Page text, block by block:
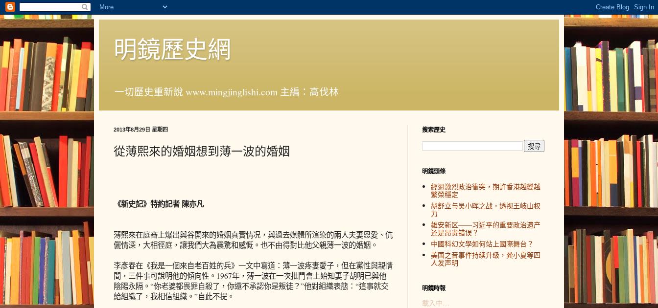
明鏡歷史網
一切歷史重新說 www.mingjinglishi.com 主編：高伐林
2013年8月29日 星期四
從薄熙來的婚姻想到薄一波的婚姻
《新史記》特約記者 陳亦凡
薄熙來在庭審上爆出與谷開來的婚姻真實情况，與過去媒體所渲染的兩人夫妻恩愛、伉
儷情深，大相徑庭，讓我們大為震驚和感慨。也不由得對比他父親薄一波的婚姻。
李彥春在《我是一個來自老百姓的兵》一文中寫道：薄一波疼妻愛子，但在黨性與親情
間，三件事可說明他的傾向性。1967年，薄一波在一次批鬥會上始知妻子胡明已與他
陰陽永隔。“你老婆都畏罪自殺了，你還不承認你是叛徒？”他對組織表態：“這事就交
給組織了，我相信組織。”自此不提。
搜索歷史
明鏡頭條
經過激烈政治衝突，期許香港越變越
繁榮穩定
胡舒立与吴小晖之战，透视王岐山权
力
雄安新区——习近平的重要政治遗产
还是昂贵错误？
中國科幻文學如何站上國際舞台？
美国之音事件持续升级，龚小夏等四
人发声明
明鏡時報
載入中…